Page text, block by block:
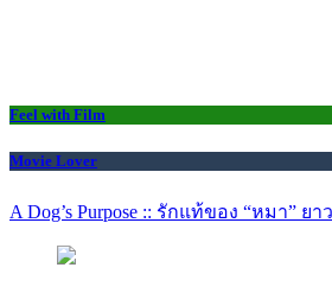
Feel with Film
Movie Lover
A Dog’s Purpose :: รักแท้ของ “หมา” ย